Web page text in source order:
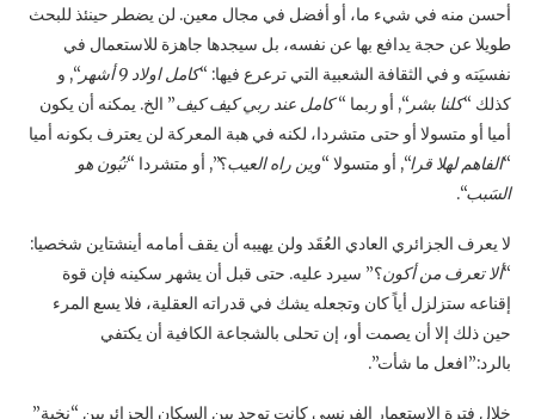
أحسن منه في شيء ما، أو أفضل في مجال معين. لن يضطر حينئذ للبحث
طويلا عن حجة يدافع بها عن نفسه، بل سيجدها جاهزة للاستعمال في
نفسيَته و في الثقافة الشعبية التي ترعرع فيها: “كامل اولاد 9 أشهر
“, و
كذلك “كلنا بشر“, أو ربما “كامل عند ربي كيف كيف” الخ. يمكنه أن يكون
أميا أو متسولا أو حتى متشردا، لكنه في هبة المعركة لن يعترف بكونه أميا
“الفاهم لهلا قرا“, أو متسولا “وين راه العيب؟”, أو متشردا “تبُون هو
السَبب“.
لا يعرف الجزائري العادي العُقَد ولن يهيبه أن يقف أمامه أينشتاين شخصيا:
“ألا تعرف من أكون؟” سيرد عليه. حتى قبل أن يشهر سكينه فإن قوة
إقناعه ستزلزل أياً كان وتجعله يشك في قدراته العقلية، فلا يسع المرء
حين ذلك إلا أن يصمت أو، إن تحلى بالشجاعة الكافية أن يكتفي
بالرد:”افعل ما شأت”.
خلال فترة الاستعمار الفرنسي كانت توجد بين السكان الجزائريين “نخبة”